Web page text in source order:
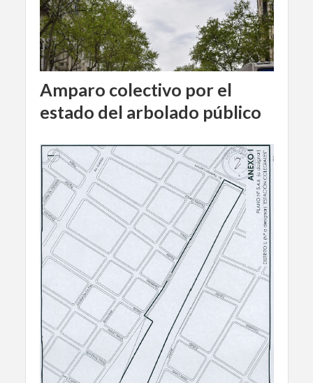
Amparo colectivo por el
estado del arbolado público